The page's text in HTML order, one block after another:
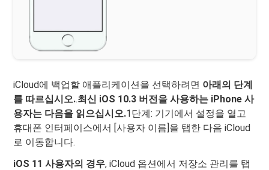
iCloud에 백업할 애플리케이션을 선택하려면 아래의 단계
를 따르십시오..최신 iOS 10.3 버전을 사용하는 iPhone 사
용자는 다음을 읽으십시오.1단계: 기기에서 설정을 열고
휴대폰 인터페이스에서 [사용자 이름]을 탭한 다음 iCloud
로 이동합니다.
iOS 11 사용자의 경우, iCloud 옵션에서 저장소 관리를 탭